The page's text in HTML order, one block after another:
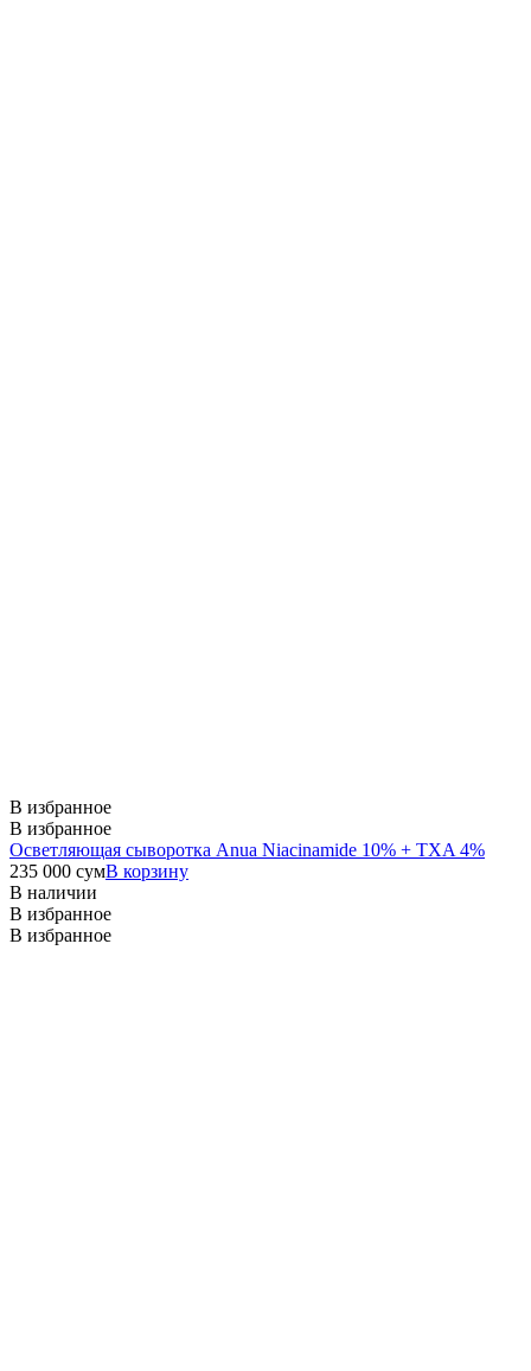
В избранное
В избранное
Осветляющая сыворотка Anua Niacinamide 10% + TXA 4%
235 000 сумВ корзину
В наличии
В избранное
В избранное